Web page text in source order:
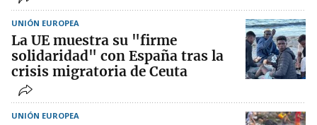
UNIÓN EUROPEA
La UE muestra su "firme
solidaridad" con España tras la
crisis migratoria de Ceuta
UNIÓN EUROPEA